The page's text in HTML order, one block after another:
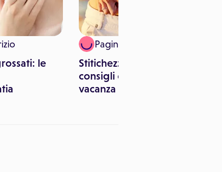
le
Paginemediche
Stitichezza da viaggio: i
consigli da seguire in
vacanza